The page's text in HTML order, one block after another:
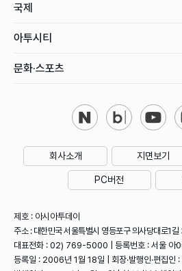
국제
아투시티
문화·스포츠
회사소개 지면보기
PC버전
제호 : 아시아투데이
주소 : 대한민국 서울특별시 영등포구 의사당대로1
대표전화 : 02) 769-5000 | 등록번호 : 서울 아
등록일 : 2006년 1월 18일 | 회장·발행인·편집인 :